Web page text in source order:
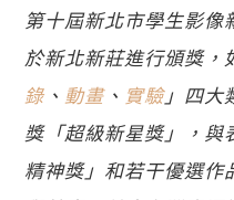
第十屆新北市學生影
於新北新莊進行頒獎，
錄 、 動畫、 實驗」四大
獎「超級新星獎」，與
精神獎」和若干優選